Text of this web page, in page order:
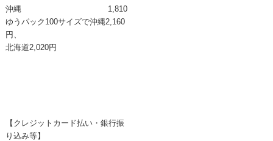
沖縄
1,810
ゆうパック100サイズで沖縄2,160
円、
北海道2,020円
【クレジットカード払い・銀行振
り込み等】